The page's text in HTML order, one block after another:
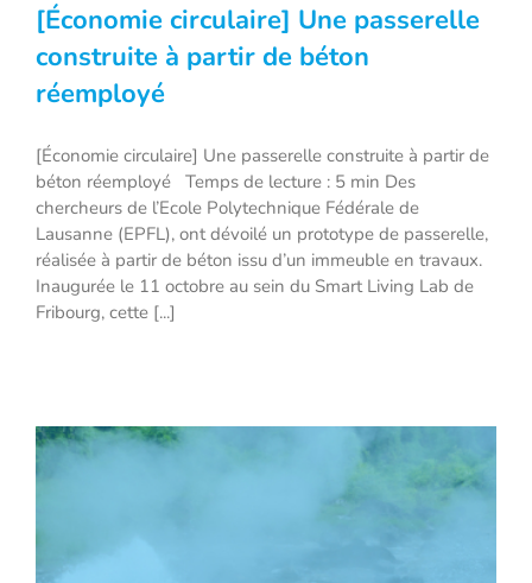
construite à partir de béton réemployé
[Économie circulaire] Une passerelle
construite à partir de béton
réemployé
[Économie circulaire] Une passerelle construite à partir de
béton réemployé Temps de lecture : 5 min Des
chercheurs de l’Ecole Polytechnique Fédérale de
Lausanne (EPFL), ont dévoilé un prototype de passerelle,
réalisée à partir de béton issu d’un immeuble en travaux.
Inaugurée le 11 octobre au sein du Smart Living Lab de
Fribourg, cette [...]